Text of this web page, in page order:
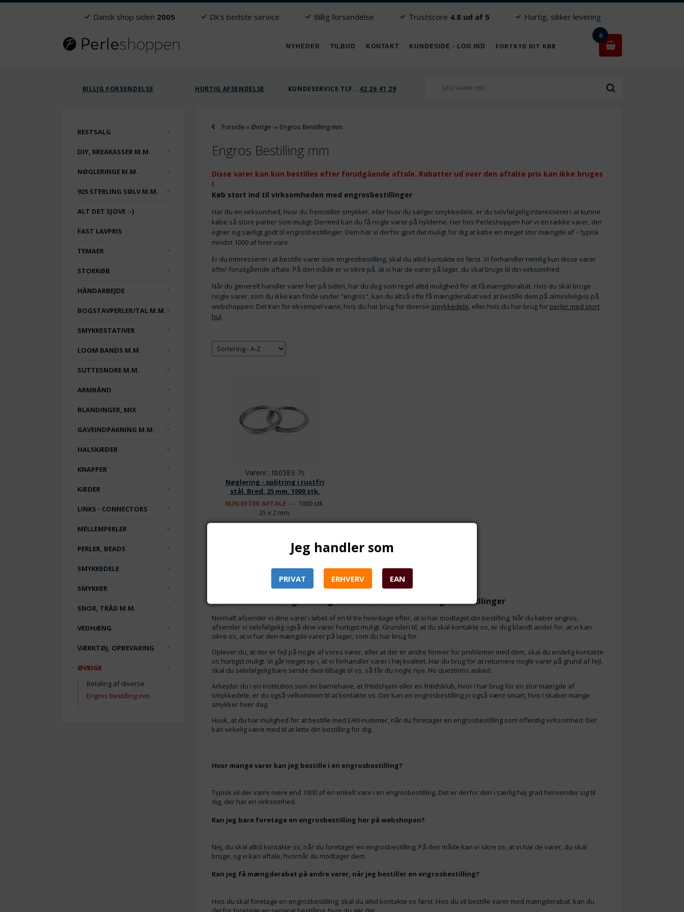
Dansk shop siden 2005 Dk's bedste service Billig forsendelse Trustscore 4.8 ud af 5 Hurtig, sikker levering
NYHEDER TILBUD KONTAKT KUNDESIDE - LOG IND FORTRYD DIT KØB
0
BILLIG FORSENDELSE HURTIG AFSENDELSE KUNDESERVICE TLF.: 42 26 41 29
RESTSALG
DIY, KREAKASSER M.M.
NØGLERINGE M.M.
925 STERLING SØLV M.M.
ALT DET SJOVE :-)
FAST LAVPRIS
TEMAER
STORKØB
HÅNDARBEJDE
BOGSTAVPERLER/TAL M.M.
SMYKKESTATIVER
LOOM BANDS M.M.
SUTTESNORE M.M.
ARMBÅND
BLANDINGER, MIX
GAVEINDPAKNING M.M.
HALSKÆDER
KNAPPER
KÆDER
LINKS - CONNECTORS
MELLEMPERLER
PERLER, BEADS
SMYKKEDELE
SMYKKER
SNOR, TRÅD M.M.
VEDHÆNG
VÆRKTØJ, OPBEVARING
ØVRIGE
Betaling af diverse
Engros Bestilling mm
Forside » Øvrige -» Engros Bestilling mm
Engros Bestilling mm
Disse varer kan kun bestilles efter forudgående aftale. Rabatter ud over den aftalte pris kan ikke bruges
!
Køb stort ind til virksomheden med engrosbestillinger
Har du en virksomhed, hvor du fremstiller smykker, eller hvor du sælger smykkedele, er du selvfølgelig interesseret i at kunne
købe så store partier som muligt. Dermed kan du få nogle varer på hylderne. Her hos Perleshoppen har vi en række varer, der
egner sig særligt godt til engrosbestillinger. Dem har vi derfor gjort det muligt for dig at købe en meget stor mængde af – typisk
mindst 1000 af hver vare.
Er du interesseret i at bestille varer som engrosbestilling, skal du altid kontakte os først. Vi forhandler nemlig kun disse varer
efter forudgående aftale. På den måde er vi sikre på, at vi har de varer på lager, du skal bruge til din virksomhed.
Når du generelt handler varer her på siden, har du dog som regel altid mulighed for at få mængderabat. Hvis du skal bruge
nogle varer, som du ikke kan finde under "engros", kan du altså ofte få mængderabat ved at bestille dem på almindeligvis på
webshoppen. Det kan for eksempel være, hvis du har brug for diverse smykkedele, eller hvis du har brug for perler med stort
hul.
Varenr.: tb0583-7s
Nøglering - splitring i rustfri
stål. Bred. 25 mm. 1000 stk.
KUN EFTER AFTALE- - - 1000 stk.
25 x 2 mm.
God kundeservice og levering i løbet af kort tid med engrosbestillinger
Normalt afsender vi dine varer i løbet af en til tre hverdage efter, at vi har modtaget din bestilling. Når du køber engros,
afsender vi selvfølgelig også dine varer hurtigst muligt. Grunden til, at du skal kontakte os, er dog blandt andet for, at vi kan
sikre os, at vi har den mængde varer på lager, som du har brug for.
Oplever du, at der er fejl på nogle af vores varer, eller at der er andre former for problemer med dem, skal du endelig kontakte
os hurtigst muligt. Vi går meget op i, at vi forhandler varer i høj kvalitet. Har du brug for at returnere nogle varer på grund af fejl,
skal du selvfølgelig bare sende dem tilbage til os, så får du nogle nye. No questions asked.
Arbejder du i en institution som en børnehave, et fritidshjem eller en fritidsklub, hvor I har brug for en stor mængde af
smykkedele, er du også velkommen til at kontakte os. Der kan en engrosbestilling jo også være smart, hvis I skaber mange
smykker hver dag.
Husk, at du har mulighed for at bestille med EAN-nummer, når du foretager en engrosbestilling som offentlig virksomhed. Det
kan virkelig være med til at lette din bestilling for dig.
Hvor mange varer kan jeg bestille i en engrosbestilling?
Typisk vil der være mere end 1000 af en enkelt vare i en engrosbestilling. Det er derfor den i særlig høj grad henvender sig til
dig, der har en virksomhed.
Kan jeg bare foretage en engrosbestilling her på webshopen?
Nej, du skal altid kontakte os, når du foretager en engrosbestilling. På den måde kan vi sikre os, at vi har de varer, du skal
bruge, og vi kan aftale, hvornår du modtager dem.
Kan jeg få mængderabat på andre varer, når jeg bestiller en engrosbestilling?
Hvis du skal foretage en engrosbestilling, skal du altid kontakte os først. Hvis du vil bestille varer med mængderabat, kan du
Jeg handler som
PRIVAT ERHVERV EAN